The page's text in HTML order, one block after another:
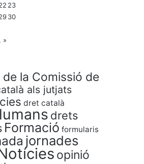
23
30
»
de la Comissió de
als jutjats
dret català
drets
Formació formularis
jornades
opinió